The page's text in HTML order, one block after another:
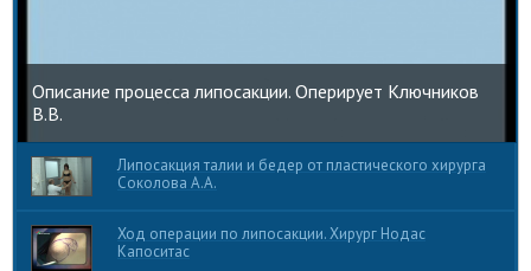
Описание процесса липосакции. Оперирует Ключников
В.В.
Липосакция талии и бедер от пластического хирурга
Соколова А.А.
Ход операции по липосакции. Хирург Нодас
Капоситас